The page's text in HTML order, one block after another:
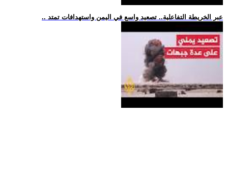
.. عبر الخريطة التفاعلية.. تصعيد واسع في اليمن واستهدافات تمتد